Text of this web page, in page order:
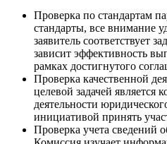
Проверка по стандартам
стандарты, все внимание
заявитель соответствует
зависит эффективность
рамках достигнутого
Проверка качественной
целевой задачей является
деятельности
инициативой принять
Проверка учета сведений